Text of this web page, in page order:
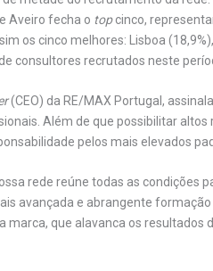
Aveiro fecha o topcinco,
os cinco melhores: Lisboa
consultores recrutados neste
(CEO) da RE/MAX Portugal,
Além de que possibilitar
pelos mais elevados
rede reúne todas as condições
avançada e abrangente
marca, que alavanca os